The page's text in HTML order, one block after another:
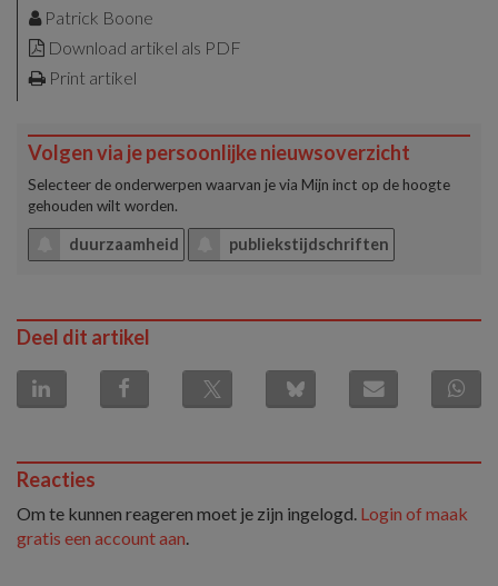
Patrick Boone
Download artikel als PDF
Print artikel
Volgen via je persoonlijke nieuwsoverzicht
Selecteer de onderwerpen waarvan je via Mijn inct op de hoogte
gehouden wilt worden.
duurzaamheid publiekstijdschriften
Deel dit artikel
Reacties
Om te kunnen reageren moet je zijn ingelogd. Login of maak
gratis een account aan.